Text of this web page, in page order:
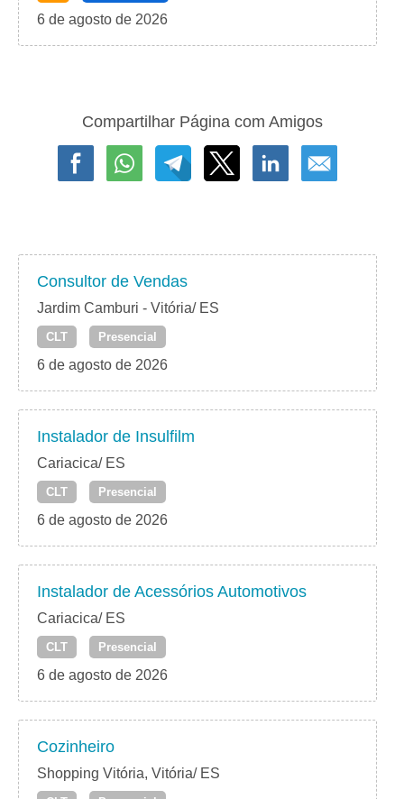
6 de agosto de 2026
Compartilhar Página com Amigos
Consultor de Vendas
Jardim Camburi - Vitória/ ES
CLT Presencial
6 de agosto de 2026
Instalador de Insulfilm
Cariacica/ ES
CLT Presencial
6 de agosto de 2026
Instalador de Acessórios Automotivos
Cariacica/ ES
CLT Presencial
6 de agosto de 2026
Cozinheiro
Shopping Vitória, Vitória/ ES